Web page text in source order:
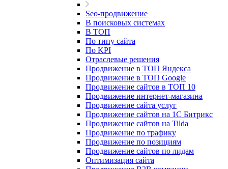
Seo-продвижение
В поисковых системах
В ТОП
По типу сайта
По KPI
Отраслевые решения
Продвижение в ТОП Яндекса
Продвижение в ТОП Google
Продвижение сайтов в ТОП 10
Продвижение интернет-магазина
Продвижение сайта услуг
Продвижение сайтов на 1С Битрикс
Продвижение сайтов на Tilda
Продвижение по трафику
Продвижение по позициям
Продвижение сайтов по лидам
Оптимизация сайта